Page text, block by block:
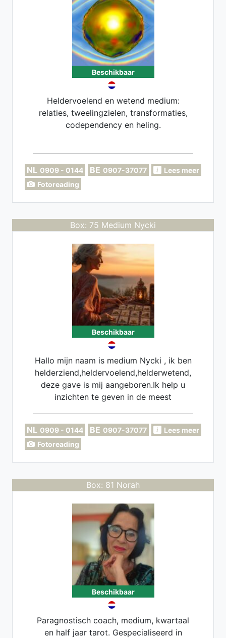
Beschikbaar
Heldervoelend en wetend medium:
relaties, tweelingzielen, transformaties,
codependency en heling.
NL 0909 - 0144 BE 0907-37077
Lees meer
Fotoreading
Box: 75 Medium Nycki
Beschikbaar
Hallo mijn naam is medium Nycki , ik ben
helderziend,heldervoelend,helderwetend,
deze gave is mij aangeboren.Ik help u
inzichten te geven in de meest
in tijdsaanduidingen
NL 0909 - 0144 BE 0907-37077
Lees meer
Fotoreading
Box: 81 Norah
Beschikbaar
Paragnostisch coach, medium, kwartaal
en half jaar tarot. Gespecialiseerd in